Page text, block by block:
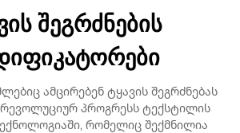
შეგრძნების
ამცირებენ ტყავის შეგრძნებას
რევოლუციურ პროგრესს ტექსტილის
რომელიც შექმნილია